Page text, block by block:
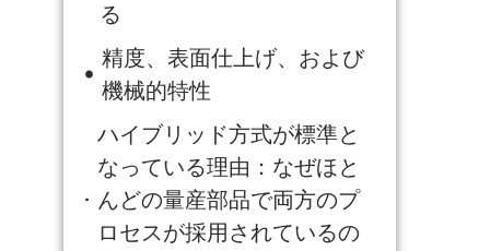
る
精度、表面仕上げ、および
機械的特性
ハイブリッド方式が標準と
なっている理由：なぜほと
んどの量産部品で両方のプ
ロセスが採用されているの